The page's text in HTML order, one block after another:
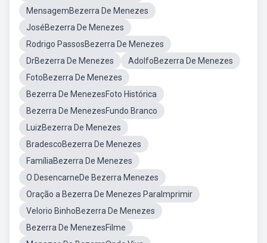
MensagemBezerra De Menezes
JoséBezerra De Menezes
Rodrigo PassosBezerra De Menezes
DrBezerra De Menezes
AdolfoBezerra De Menezes
FotoBezerra De Menezes
Bezerra De MenezesFoto Histórica
Bezerra De MenezesFundo Branco
LuizBezerra De Menezes
BradescoBezerra De Menezes
FamíliaBezerra De Menezes
O DesencarneDe Bezerra Menezes
Oração a Bezerra De Menezes ParaImprimir
Velorio BinhoBezerra De Menezes
Bezerra De MenezesFilme